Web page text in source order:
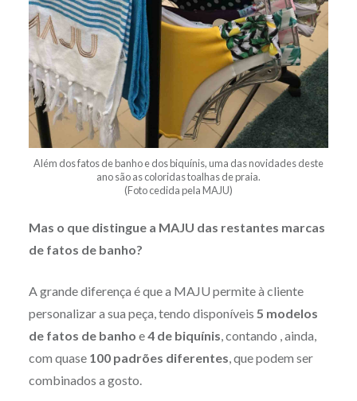
Além dos fatos de banho e dos biquínis, uma das novidades deste
ano são as coloridas toalhas de praia.
(Foto cedida pela MAJU)
Mas o que distingue a MAJU das restantes marcas
de fatos de banho?
A grande diferença é que a MAJU permite à cliente
personalizar a sua peça, tendo disponíveis 5 modelos
de fatos de banho e4 de biquínis , contando , ainda,
com quase 100 padrões diferentes , que podem ser
combinados a gosto.